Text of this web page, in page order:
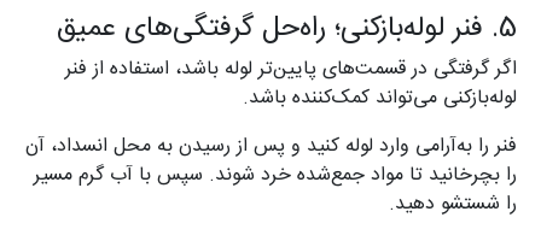
5. فنر لوله‌بازکنی؛ راه‌حل گرفتگی‌های عمیق
اگر گرفتگی در قسمت‌های پایین‌تر لوله باشد، استفاده از فنر
لوله‌بازکنی می‌تواند کمک‌کننده باشد.
فنر را به‌آرامی وارد لوله کنید و پس از رسیدن به محل انسداد، آن
را بچرخانید تا مواد جمع‌شده خرد شوند. سپس با آب گرم مسیر
را شستشو دهید.